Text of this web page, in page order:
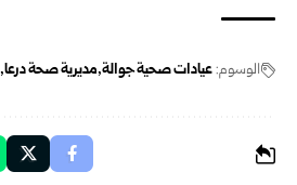
الوسوم:عيادات صحية جوالة مديرية صحة درعا